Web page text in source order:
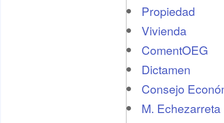
Propiedad
Vivienda
ComentOEG
Dictamen
Consejo
M. Echezarreta